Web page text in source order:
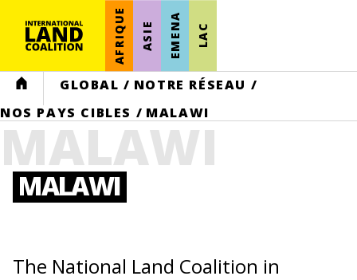
AFRIQUE ASIE EMENA LAC
HOME GLOBAL / NOTRE RÉSEAU /
NOS PAYS CIBLES / MALAWI
MALAWI
MALAWI
The National Land Coalition in